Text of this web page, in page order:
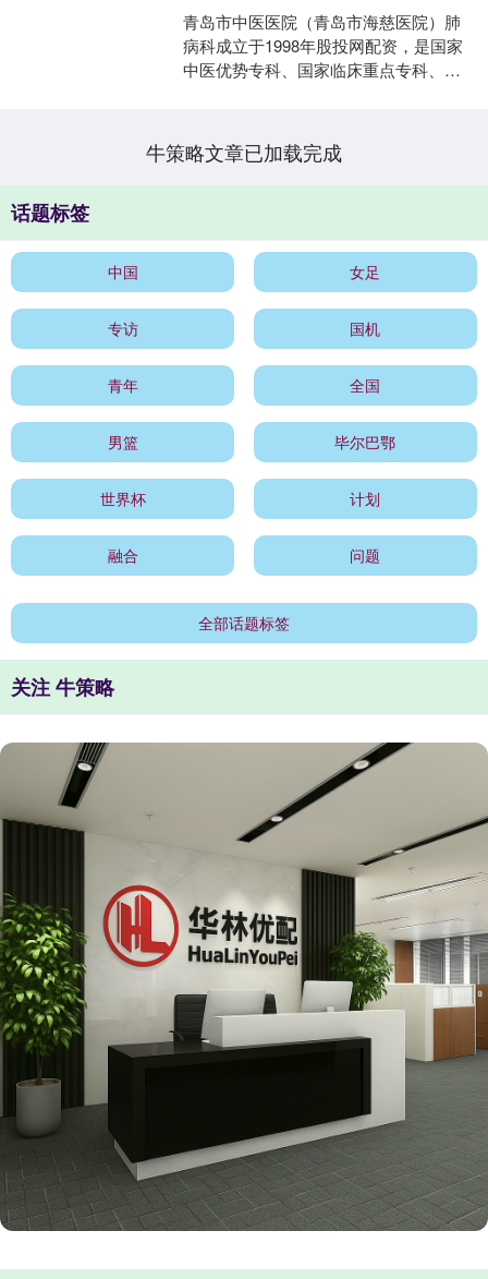
青岛市中医医院（青岛市海慈医院）肺
病科成立于1998年股投网配资，是国家
中医优势专科、国家临床重点专科、国
牛策略文章已加载完成
话题标签
中国 女足
专访 国机
青年 全国
男篮 毕尔巴鄂
世界杯 计划
融合 问题
全部话题标签
关注 牛策略